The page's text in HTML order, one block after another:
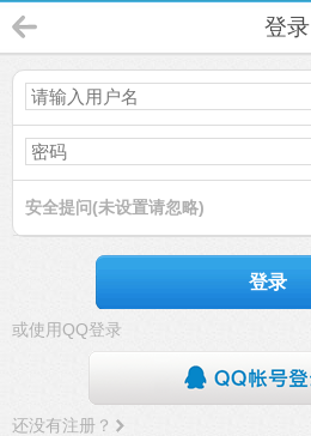
登录
安全提问(未设置请忽略)
登录
或使用QQ登录
还没有注册？